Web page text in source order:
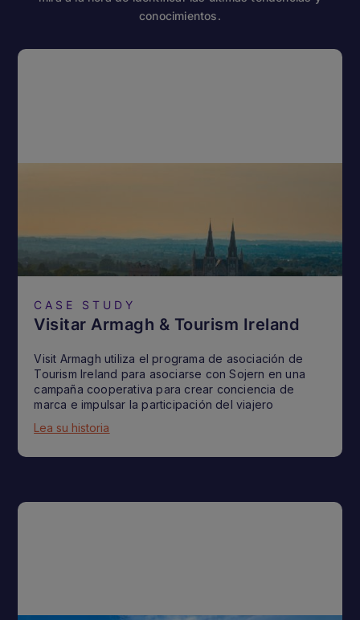
conocimientos.
CASE STUDY
Visitar Armagh & Tourism Ireland
Visit Armagh utiliza el programa de asociación de
Tourism Ireland para asociarse con Sojern en una
campaña cooperativa para crear conciencia de
marca e impulsar la participación del viajero
Lea su historia